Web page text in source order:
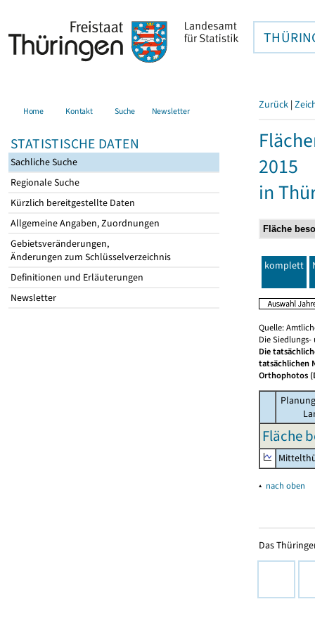
Home Kontakt Suche Newsletter
STATISTISCHE DATEN
Sachliche Suche
Regionale Suche
Kürzlich bereitgestellte Daten
Allgemeine Angaben, Zuordnungen
Gebietsveränderungen,
Änderungen zum Schlüsselverzeichnis
Definitionen und Erläuterungen
Newsletter
Zurück |
2015
in
komplett
Quelle:
Die
Die
tatsächlichen
Orthophotos
Fläche
▴ nach oben
Das